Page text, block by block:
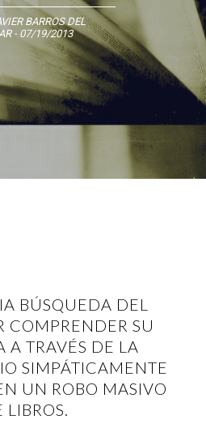
BARROS DEL
- 07/19/2013
BÚSQUEDA DEL
COMPRENDER SU
A TRAVÉS DE LA
SIMPÁTICAMENTE
UN ROBO MASIVO
LIBROS.